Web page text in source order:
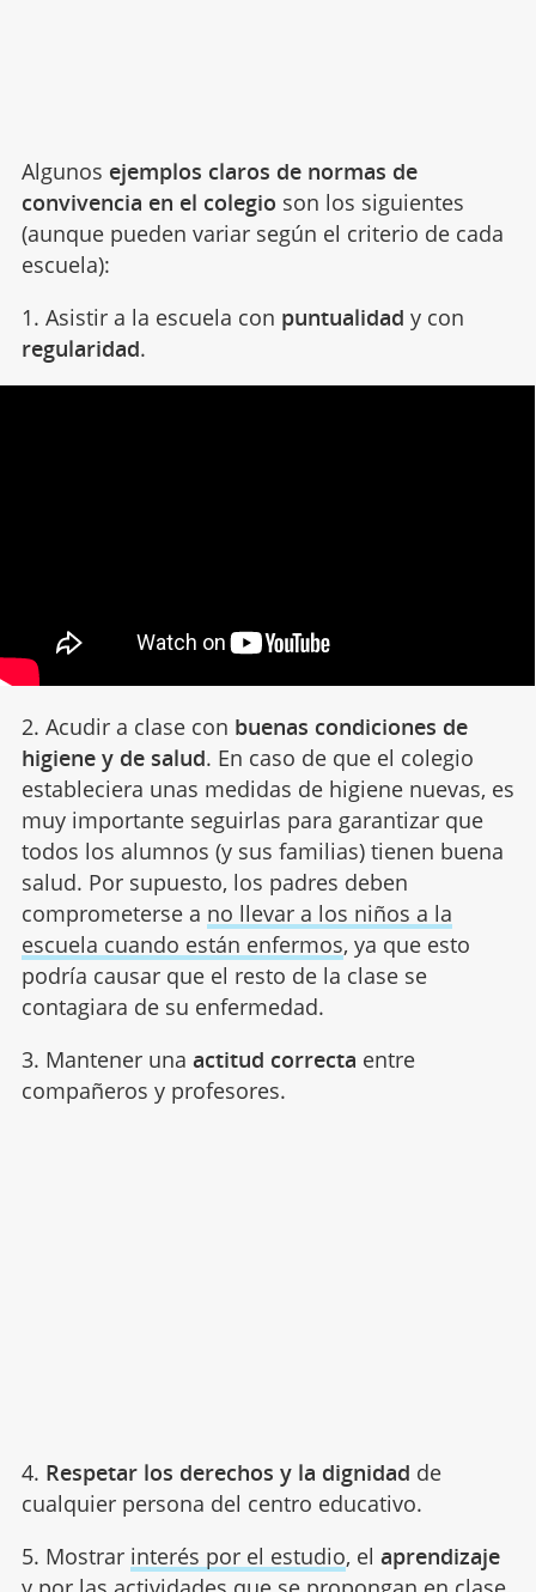
Algunos ejemplos claros de normas de
convivencia en el colegio son los siguientes
(aunque pueden variar según el criterio de cada
escuela):
1. Asistir a la escuela con puntualidad y con
regularidad.
2. Acudir a clase con buenas condiciones de
higiene y de salud. En caso de que el colegio
estableciera unas medidas de higiene nuevas, es
muy importante seguirlas para garantizar que
todos los alumnos (y sus familias) tienen buena
salud. Por supuesto, los padres deben
comprometerse a no llevar a los niños a la
escuela cuando están enfermos, ya que esto
podría causar que el resto de la clase se
contagiara de su enfermedad.
3. Mantener una actitud correcta entre
compañeros y profesores.
4. Respetar los derechos y la dignidad de
cualquier persona del centro educativo.
5. Mostrar interés por el estudio, el aprendizaje